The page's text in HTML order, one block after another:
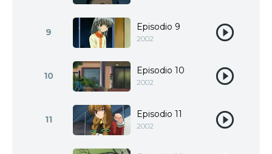
9 Episodio 9
2002
10 Episodio 10
2002
11 Episodio 11
2002